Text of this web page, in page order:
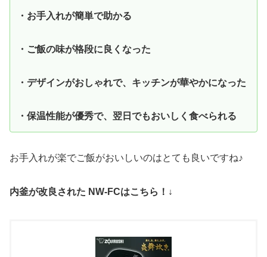
・お手入れが簡単で助かる
・ご飯の味が格段に良くなった
・デザインがおしゃれで、キッチンが華やかになった
・保温性能が優秀で、翌日でもおいしく食べられる
お手入れが楽でご飯がおいしいのはとても良いですね♪
内釜が改良された NW-FCはこちら！↓